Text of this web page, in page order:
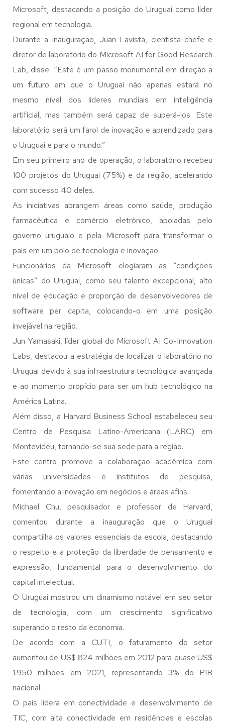
Microsoft, destacando a posição do Uruguai como líder
regional em tecnologia.
Durante a inauguração, Juan Lavista, cientista-chefe e
diretor de laboratório do Microsoft AI for Good Research
Lab, disse: “Este é um passo monumental em direção a
um futuro em que o Uruguai não apenas estará no
mesmo nível dos líderes mundiais em inteligência
artificial, mas também será capaz de superá-los. Este
laboratório será um farol de inovação e aprendizado para
o Uruguai e para o mundo.”
Em seu primeiro ano de operação, o laboratório recebeu
100 projetos do Uruguai (75%) e da região, acelerando
com sucesso 40 deles.
As iniciativas abrangem áreas como saúde, produção
farmacêutica e comércio eletrônico, apoiadas pelo
governo uruguaio e pela Microsoft para transformar o
país em um polo de tecnologia e inovação.
Funcionários da Microsoft elogiaram as “condições
únicas” do Uruguai, como seu talento excepcional, alto
nível de educação e proporção de desenvolvedores de
software per capita, colocando-o em uma posição
invejável na região.
Jun Yamasaki, líder global do Microsoft AI Co-Innovation
Labs, destacou a estratégia de localizar o laboratório no
Uruguai devido à sua infraestrutura tecnológica avançada
e ao momento propício para ser um hub tecnológico na
América Latina.
Além disso, a Harvard Business School estabeleceu seu
Centro de Pesquisa Latino-Americana (LARC) em
Montevidéu, tornando-se sua sede para a região.
Este centro promove a colaboração acadêmica com
várias universidades e institutos de pesquisa,
fomentando a inovação em negócios e áreas afins.
Michael Chu, pesquisador e professor de Harvard,
comentou durante a inauguração que o Uruguai
compartilha os valores essenciais da escola, destacando
o respeito e a proteção da liberdade de pensamento e
expressão, fundamental para o desenvolvimento do
capital intelectual.
O Uruguai mostrou um dinamismo notável em seu setor
de tecnologia, com um crescimento significativo
superando o resto da economia.
De acordo com a CUTI, o faturamento do setor
aumentou de US$ 824 milhões em 2012 para quase US$
1.950 milhões em 2021, representando 3% do PIB
nacional.
O país lidera em conectividade e desenvolvimento de
TIC, com alta conectividade em residências e escolas